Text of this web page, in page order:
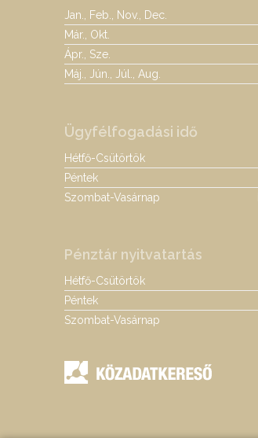
Jan., Feb., Nov., Dec.
Már., Okt.
Ápr., Sze.
Máj., Jún., Júl., Aug.
Ügyfélfogadási idő
Hétfő-Csütörtök
Péntek
Szombat-Vasárnap
Pénztár nyitvatartás
Hétfő-Csütörtök
Péntek
Szombat-Vasárnap